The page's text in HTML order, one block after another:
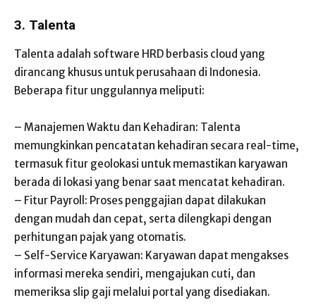
3. Talenta
Talenta adalah software HRD berbasis cloud yang
dirancang khusus untuk perusahaan di Indonesia.
Beberapa fitur unggulannya meliputi:
– Manajemen Waktu dan Kehadiran: Talenta
memungkinkan pencatatan kehadiran secara real-time,
termasuk fitur geolokasi untuk memastikan karyawan
berada di lokasi yang benar saat mencatat kehadiran.
– Fitur Payroll: Proses penggajian dapat dilakukan
dengan mudah dan cepat, serta dilengkapi dengan
perhitungan pajak yang otomatis.
– Self-Service Karyawan: Karyawan dapat mengakses
informasi mereka sendiri, mengajukan cuti, dan
memeriksa slip gaji melalui portal yang disediakan.